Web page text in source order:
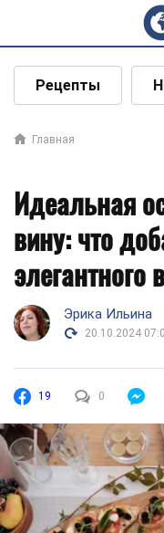
Рецепты
Главная
Идеальная
вину: что
элегантного
Эрика Ильина
20.10.2024
19 0